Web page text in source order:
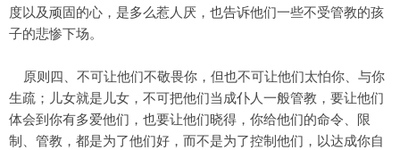
度以及顽固的心，是多么惹人厌，也告诉他们一些不受管教的孩
子的悲惨下场。
原则四、不可让他们不敬畏你，但也不可让他们太怕你、与你
生疏；儿女就是儿女，不可把他们当成仆人一般管教，要让他们
体会到你有多爱他们，也要让他们晓得，你给他们的命令、限
制、管教，都是为了他们好，而不是为了控制他们，以达成你自